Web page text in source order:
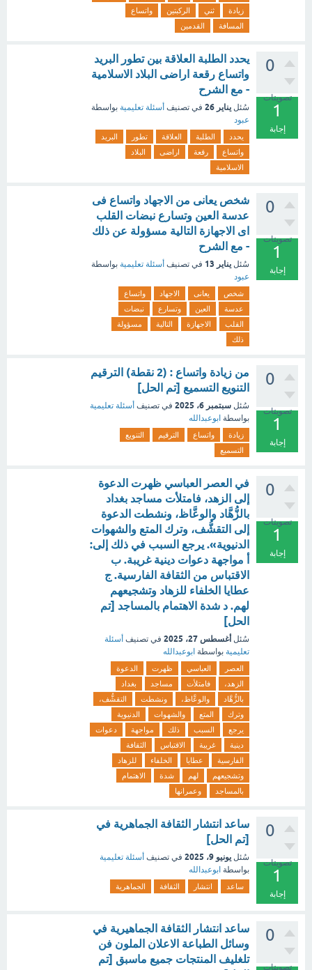
زيادة
ثني الركبتين
واتساع
المسافة
القدمين
0
تصويتات
1
إجابة
يحدد الطلبة العلاقة بين تطور البريد
واتساع رقعة اراضى البلاد الاسلامية
- مع الشرح
سُئل يناير 26 في تصنيف أسئلة تعليمية بواسطة
عبود
يحدد الطلبة العلاقة تطور
البريد
واتساع
رقعة اراضى
البلاد
الاسلامية
0
تصويتات
1
إجابة
شخص يعانى من الاجهاد واتساع فى
عدسة العين وتسارع نبضات القلب
اى الاجهازة التالية مسؤولة عن ذلك
- مع الشرح
سُئل يناير 13 في تصنيف أسئلة تعليمية بواسطة
عبود
شخص يعانى الاجهاد
واتساع
عدسة
العين وتسارع
نبضات
القلب
الاجهازة التالية
مسؤولة
ذلك
0
تصويتات
1
إجابة
من زيادة واتساع : (2 نقطة) الترقيم
التنويع التسميع [تم الحل]
سُئل سبتمبر 6، 2025 في تصنيف أسئلة تعليمية
بواسطة ابوعبدالله
زيادة واتساع الترقيم
التنويع
التسميع
0
تصويتات
1
إجابة
في العصر العباسي ظهرت الدعوة
إلى الزهد، فامتلأت مساجد بغداد
بالزُّهَّاد والوعَّاظ، ونشطت الدعوة
إلى التقشُّف، وترك المتع والشهوات
الدنيوية». يرجع السبب في ذلك إلى:
أ مواجهة دعوات دينية غريبة. ب
الاقتباس من الثقافة الفارسية. ج
عطايا الخلفاء للزهاد وتشجيعهم
لهم. د شدة الاهتمام بالمساجد [تم
الحل]
سُئل أغسطس 27، 2025 في تصنيف أسئلة
تعليمية بواسطة ابوعبدالله
العصر العباسي ظهرت
الدعوة
الزهد،
فامتلأت مساجد
بغداد
بالزُّهَّاد
والوعَّاظ، ونشطت
التقشُّف،
وترك
المتع والشهوات
الدنيوية
يرجع
السبب ذلك مواجهة
دعوات
دينية
غريبة الاقتباس
الثقافة
الفارسية
عطايا الخلفاء
للزهاد
وتشجيعهم
لهم شدة
الاهتمام
بالمساجد
وعمرانها
0
تصويتات
1
إجابة
ساعد انتشار الثقافة الجماهرية في
[تم الحل]
سُئل يونيو 9، 2025 في تصنيف أسئلة تعليمية
بواسطة ابوعبدالله
ساعد انتشار الثقافة الجماهرية
0
تصويتات
ساعد انتشار الثقافة الجماهيرية في
وسائل الطباعة الاعلان الملون فن
تلغليف المنتجات جميع ماسبق [تم